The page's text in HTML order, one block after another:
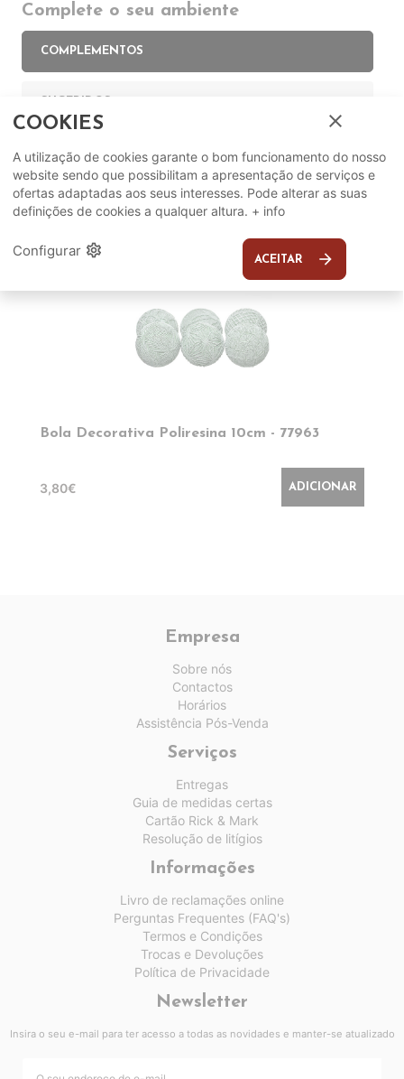
Complete o seu ambiente
COMPLEMENTOS
EM DESTAQUE
Bola Decorativa Poliresina 10cm - 77963
3,80€ ADICIONAR
Empresa
Sobre nós
Contactos
Horários
Assistência Pós-Venda
Serviços
Entregas
Guia de medidas certas
Cartão Rick & Mark
Resolução de litígios
Informações
Livro de reclamações online
Perguntas Frequentes (FAQ's)
Termos e Condições
Trocas e Devoluções
Política de Privacidade
Newsletter
Insira o seu e-mail para ter acesso a todas as novidades e manter-se atualizado
COOKIES close
A utilização de cookies garante o bom funcionamento do nosso
website sendo que possibilitam a apresentação de serviços e
ofertas adaptadas aos seus interesses. Pode alterar as suas
definições de cookies a qualquer altura. + info
Configurar settings ACEITAR arrow_forward